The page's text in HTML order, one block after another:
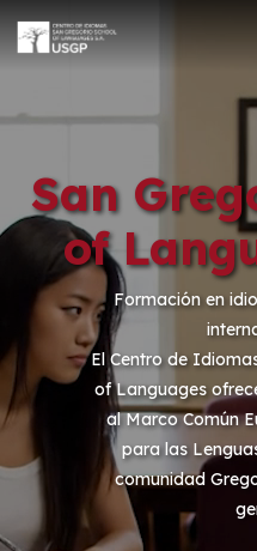
San
of
Formación en
El Centro de
of Languages
al Marco Común
para las
comunidad